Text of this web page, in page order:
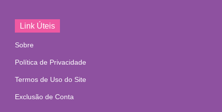
Link Úteis
Sobre
Política de Privacidade
Termos de Uso do Site
Exclusão de Conta